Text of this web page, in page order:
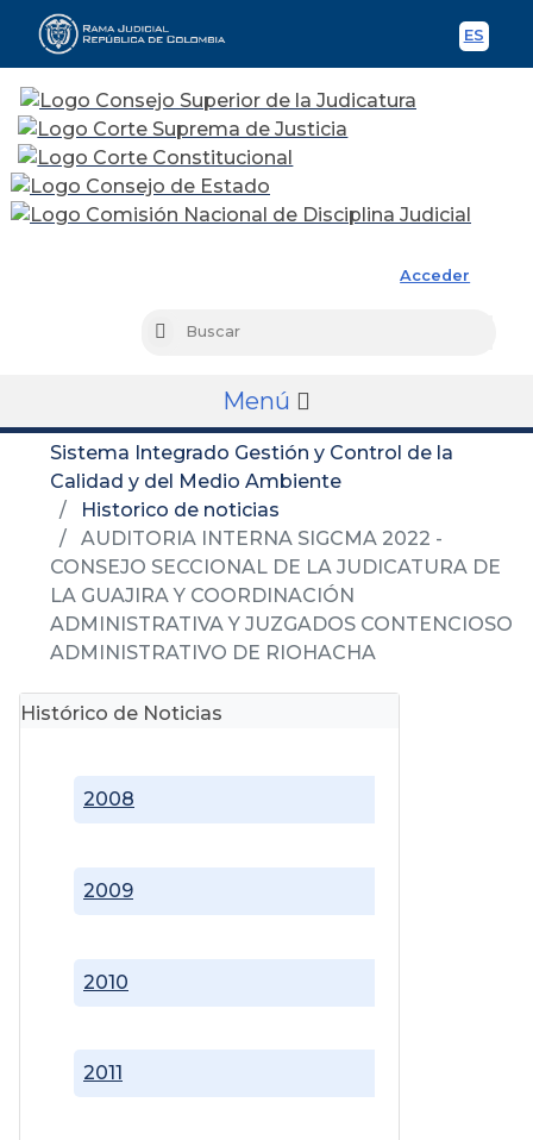
ES
Acceder
Buscar
Menú
Sistema Integrado Gestión y Control de la
Calidad y del Medio Ambiente
Historico de noticias
AUDITORIA INTERNA SIGCMA 2022 -
CONSEJO SECCIONAL DE LA JUDICATURA DE
LA GUAJIRA Y COORDINACIÓN
ADMINISTRATIVA Y JUZGADOS CONTENCIOSO
ADMINISTRATIVO DE RIOHACHA
Histórico de Noticias
2008
2009
2010
2011